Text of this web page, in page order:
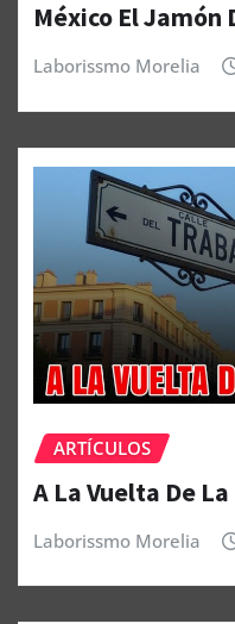
México El Jamón
Laborissmo Morelia
ARTÍCULOS
A La Vuelta De
Laborissmo Morelia